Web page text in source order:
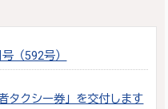
（592号）
タクシー券」を交付します